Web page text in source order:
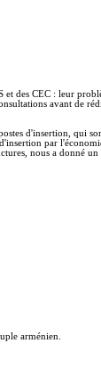
des CEC : leur
avant de
d'insertion, qui
par
nous a donné
arménien.